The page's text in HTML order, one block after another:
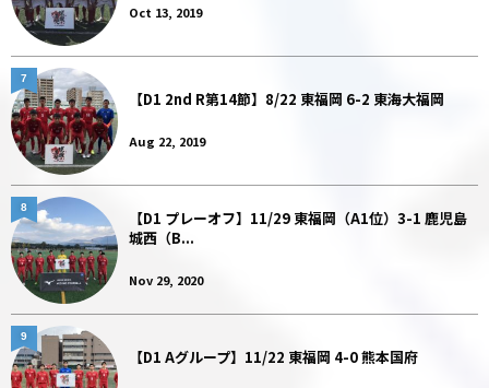
Oct 13, 2019
【D1 2nd R第14節】8/22 東福岡 6-2 東海大福岡
Aug 22, 2019
7
【D1 プレーオフ】11/29 東福岡（A1位）3-1 鹿児島
城西（B...
Nov 29, 2020
8
【D1 Aグループ】11/22 東福岡 4-0 熊本国府
9